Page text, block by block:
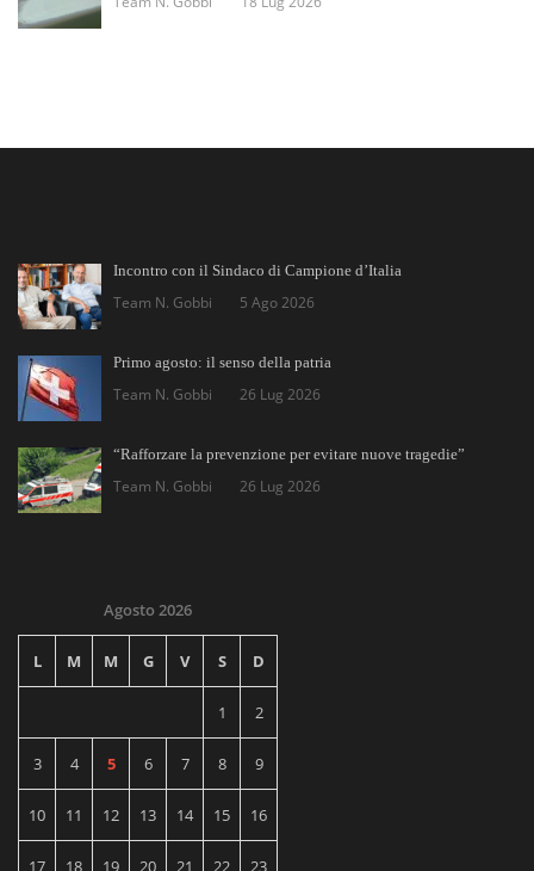
Incontro con il Sindaco di Campione d’Italia
Team N. Gobbi 5 Ago 2026
Primo agosto: il senso della patria
Team N. Gobbi 26 Lug 2026
“Rafforzare la prevenzione per evitare nuove tragedie”
Team N. Gobbi 26 Lug 2026
Agosto 2026
L M M G V S D
1 2
3 4 5 6 7 8 9
10 11 12 13 14 15 16
17 18 19 20 21 22 23